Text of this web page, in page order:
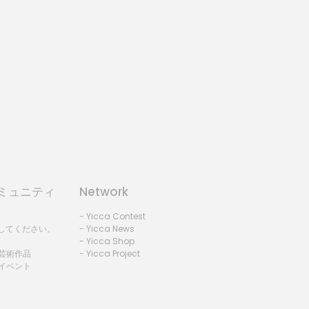
ュニティ
ください。
術作品
ベント
Network
- Yicca Contest
- Yicca News
- Yicca Shop
- Yicca Project